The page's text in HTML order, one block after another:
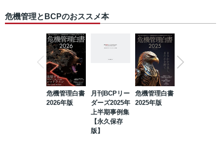
危機管理とBCPのおススメ本
危機管理白書
2026年版
月刊BCPリー
ダーズ2025年
上半期事例集
【永久保存
版】
危機管理白書
2025年版